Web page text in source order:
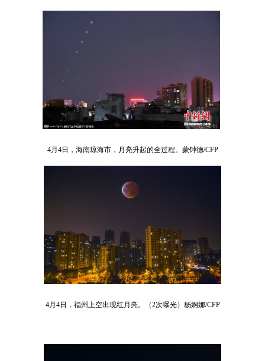
4月4日，海南琼海市，月亮升起的全过程。蒙钟德/CFP
4月4日，福州上空出现红月亮。（2次曝光）杨婀娜/CFP